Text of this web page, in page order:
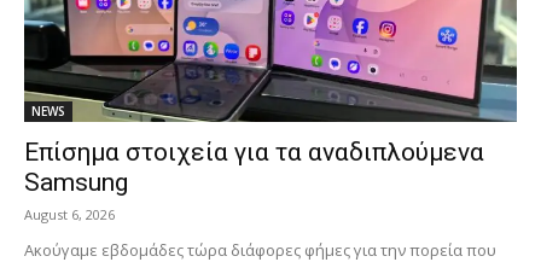
NEWS
Επίσημα στοιχεία για τα αναδιπλούμενα
Samsung
August 6, 2026
Ακούγαμε εβδομάδες τώρα διάφορες φήμες για την πορεία που